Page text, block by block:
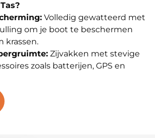
Volledig gewatteerd met
om je boot te beschermen
krassen.
Zijvakken met stevige
zoals batterijen, GPS en
comfortabele draagconstructie.